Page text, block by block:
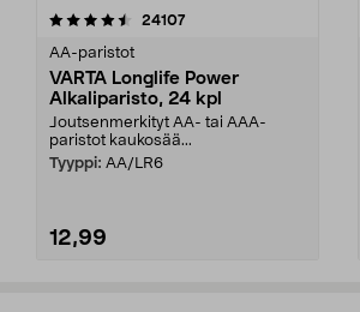
24107arvostelut
AA-paristot
VARTA Longlife Power
Alkaliparisto, 24 kpl
Joutsenmerkityt AA- tai AAA-
paristot kaukosää...
Tyyppi: AA/LR6
12,99
4.5viidestä